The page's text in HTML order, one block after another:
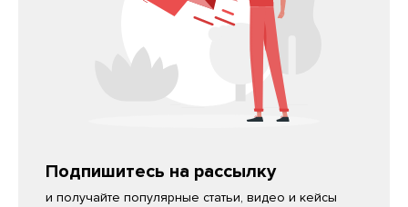
Подпишитесь на рассылку
и получайте популярные статьи, видео и кейсы